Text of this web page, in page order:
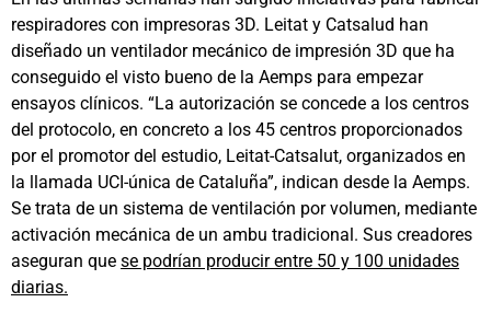
respiradores con impresoras 3D. Leitat y Catsalud han
diseñado un ventilador mecánico de impresión 3D que ha
conseguido el visto bueno de la Aemps para empezar
ensayos clínicos. “La autorización se concede a los centros
del protocolo, en concreto a los 45 centros proporcionados
por el promotor del estudio, Leitat-Catsalut, organizados en
la llamada UCI-única de Cataluña”, indican desde la Aemps.
Se trata de un sistema de ventilación por volumen, mediante
activación mecánica de un ambu tradicional. Sus creadores
aseguran que se podrían producir entre 50 y 100 unidades
diarias.